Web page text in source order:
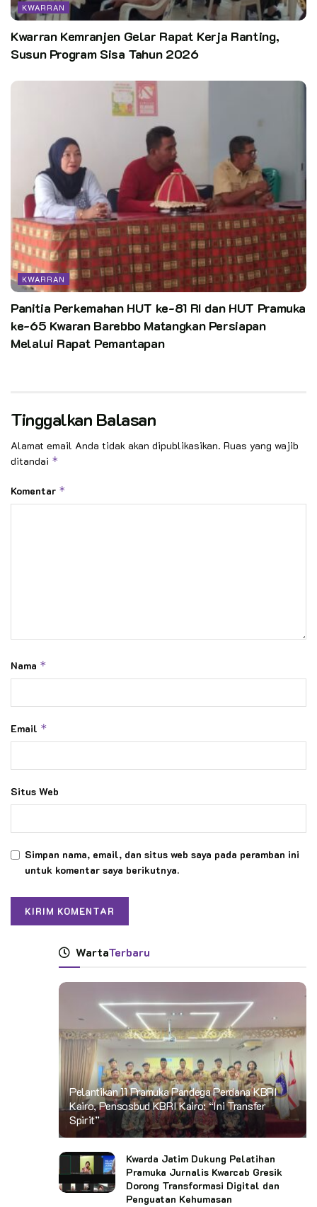
KWARRAN
Kwarran Kemranjen Gelar Rapat Kerja Ranting,
Susun Program Sisa Tahun 2026
KWARRAN
Panitia Perkemahan HUT ke-81 RI dan HUT Pramuka
ke-65 Kwaran Barebbo Matangkan Persiapan
Melalui Rapat Pemantapan
Tinggalkan Balasan
Alamat email Anda tidak akan dipublikasikan. Ruas yang wajib
ditandai *
Komentar *
Nama *
Email *
Situs Web
Simpan nama, email, dan situs web saya pada peramban ini
untuk komentar saya berikutnya.
WartaTerbaru
Pelantikan 11 Pramuka Pandega Perdana KBRI
Kairo, Pensosbud KBRI Kairo: “Ini Transfer
Spirit”
Kwarda Jatim Dukung Pelatihan
Pramuka Jurnalis Kwarcab Gresik
Dorong Transformasi Digital dan
Penguatan Kehumasan